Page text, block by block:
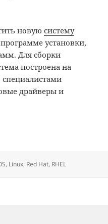
новуюсистему
установки,
Для сборки
построена на
драйверы и
, Linux, Red Hat, RHEL